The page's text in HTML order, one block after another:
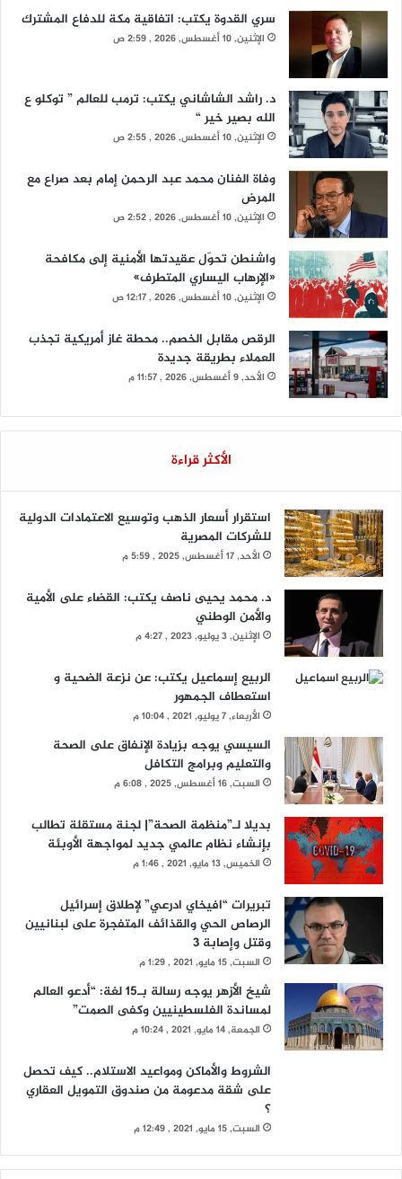
سري القدوة يكتب: اتفاقية مكة للدفاع المشترك
الإثنين, 10 أغسطس, 2026 , 2:59 ص
د. راشد الشاشاني يكتب: ترمب للعالم ” توكلو ع
الله بصير خير “
الإثنين, 10 أغسطس, 2026 , 2:55 ص
وفاة الفنان محمد عبد الرحمن إمام بعد صراع مع
المرض
الإثنين, 10 أغسطس, 2026 , 2:52 ص
واشنطن تحوّل عقيدتها الأمنية إلى مكافحة
«الإرهاب اليساري المتطرف»
الإثنين, 10 أغسطس, 2026 , 12:17 ص
الرقص مقابل الخصم.. محطة غاز أمريكية تجذب
العملاء بطريقة جديدة
الأحد, 9 أغسطس, 2026 , 11:57 م
الأكثر قراءة
استقرار أسعار الذهب وتوسيع الاعتمادات الدولية
للشركات المصرية
الأحد, 17 أغسطس, 2025 , 5:59 م
د. محمد يحيى ناصف يكتب: القضاء على الأمية
والأمن الوطني
الإثنين, 3 يوليو, 2023 , 4:27 م
الربيع إسماعيل يكتب: عن نزعة الضحية و
استعطاف الجمهور
الأربعاء, 7 يوليو, 2021 , 10:04 م
السيسي يوجه بزيادة الإنفاق على الصحة
والتعليم وبرامج التكافل
السبت, 16 أغسطس, 2025 , 6:08 م
بديلا لـ”منظمة الصحة”| لجنة مستقلة تطالب
بإنشاء نظام عالمي جديد لمواجهة الأوبئة
الخميس, 13 مايو, 2021 , 1:46 م
تبريرات “افيخاي ادرعي” لإطلاق إسرائيل
الرصاص الحي والقذائف المتفجرة على لبنانيين
وقتل وإصابة 3
السبت, 15 مايو, 2021 , 1:29 م
شيخ الأزهر يوجه رسالة بـ15 لغة: “أدعو العالم
لمساندة الفلسطينيين وكفى الصمت”
الجمعة, 14 مايو, 2021 , 10:24 م
الشروط والأماكن ومواعيد الاستلام.. كيف تحصل
على شقة مدعومة من صندوق التمويل العقاري
؟
السبت, 15 مايو, 2021 , 12:49 م